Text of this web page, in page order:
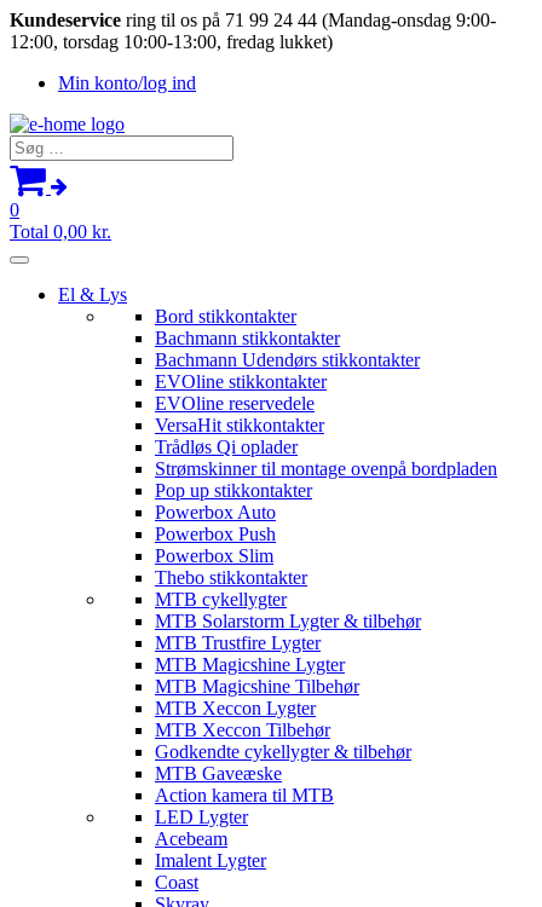
Kundeservice ring til os på 71 99 24 44 (Mandag-onsdag 9:00-
12:00, torsdag 10:00-13:00, fredag lukket)
Min konto/log ind
Søg
efter:
0
Total 0,00 kr.
El & Lys
Bord stikkontakter
Bachmann stikkontakter
Bachmann Udendørs stikkontakter
EVOline stikkontakter
EVOline reservedele
VersaHit stikkontakter
Trådløs Qi oplader
Strømskinner til montage ovenpå bordpladen
Pop up stikkontakter
Powerbox Auto
Powerbox Push
Powerbox Slim
Thebo stikkontakter
MTB cykellygter
MTB Solarstorm Lygter & tilbehør
MTB Trustfire Lygter
MTB Magicshine Lygter
MTB Magicshine Tilbehør
MTB Xeccon Lygter
MTB Xeccon Tilbehør
Godkendte cykellygter & tilbehør
MTB Gaveæske
Action kamera til MTB
LED Lygter
Acebeam
Imalent Lygter
Coast